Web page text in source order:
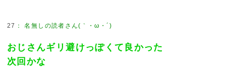
27 ：名無しの読者さん(｀・ω・´)
おじさんギリ避けっぽくて良かった
次回かな